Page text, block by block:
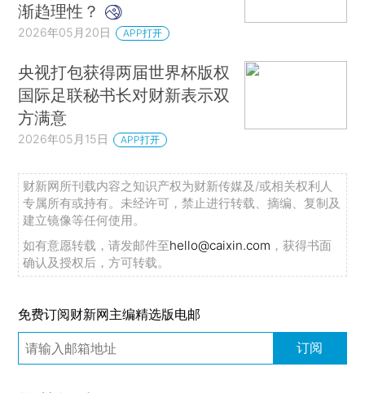
渐趋理性？
2026年05月20日 APP打开
央视打包获得两届世界杯版权
国际足联秘书长对财新表示双
方满意
2026年05月15日 APP打开
财新网所刊载内容之知识产权为财新传媒及/或相关权利人
专属所有或持有。未经许可，禁止进行转载、摘编、复制及
建立镜像等任何使用。
如有意愿转载，请发邮件至hello@caixin.com ，获得书面
确认及授权后，方可转载。
免费订阅财新网主编精选版电邮
订阅